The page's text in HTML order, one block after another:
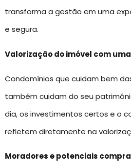
transforma a gestão em uma
e segura.
Valorização do imóvel com
Condomínios que cuidam bem
também cuidam do seu
dia, os investimentos certos e o
refletem diretamente na
Moradores e potenciais